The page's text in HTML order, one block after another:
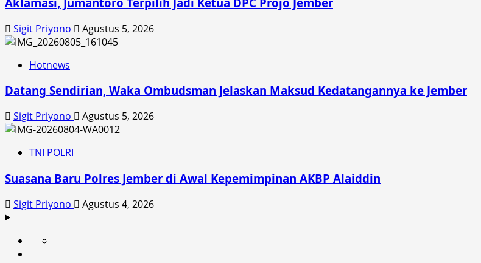
Sigit Priyono Agustus 5, 2026
Hotnews
Datang Sendirian, Waka Ombudsman Jelaskan Maksud Kedatangannya ke Jember
Sigit Priyono Agustus 5, 2026
TNI POLRI
Suasana Baru Polres Jember di Awal Kepemimpinan AKBP Alaiddin
Sigit Priyono Agustus 4, 2026
Beranda